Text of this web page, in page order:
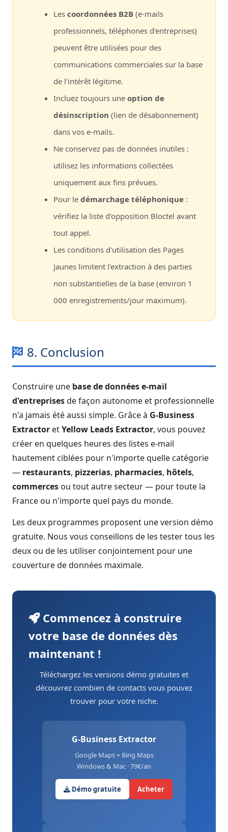
Les coordonnées B2B (e-mails
professionnels, téléphones d'entreprises)
peuvent être utilisées pour des
communications commerciales sur la base
de l'intérêt légitime.
Incluez toujours une option de
désinscription (lien de désabonnement)
dans vos e-mails.
Ne conservez pas de données inutiles :
utilisez les informations collectées
uniquement aux fins prévues.
Pour le démarchage téléphonique :
vérifiez la liste d'opposition Bloctel avant
tout appel.
Les conditions d'utilisation des Pages
Jaunes limitent l'extraction à des parties
non substantielles de la base (environ 1
000 enregistrements/jour maximum).
8. Conclusion
Construire une base de données e-mail
d'entreprisesde façon autonome et professionnelle
n'a jamais été aussi simple. Grâce à G-Business
Extractor etYellow Leads Extractor, vous pouvez
créer en quelques heures des listes e-mail
hautement ciblées pour n'importe quelle catégorie
— restaurants, pizzerias, pharmacies, hôtels,
commerces ou tout autre secteur — pour toute la
France ou n'importe quel pays du monde.
Les deux programmes proposent une version démo
gratuite. Nous vous conseillons de les tester tous les
deux ou de les utiliser conjointement pour une
couverture de données maximale.
Commencez à construire
votre base de données dès
maintenant !
Téléchargez les versions démo gratuites et
découvrez combien de contacts vous pouvez
trouver pour votre niche.
G-Business Extractor
Google Maps + Bing Maps
Windows & Mac · 79€/an
Démo gratuite Acheter